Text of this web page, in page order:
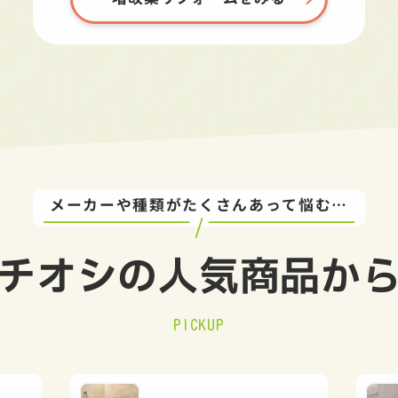
メーカーや種類がたくさんあって悩む…
オシの人気商品か
PICKUP